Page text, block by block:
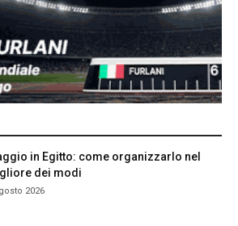
in Egitto: come organizzarlo nel
dei modi
2026